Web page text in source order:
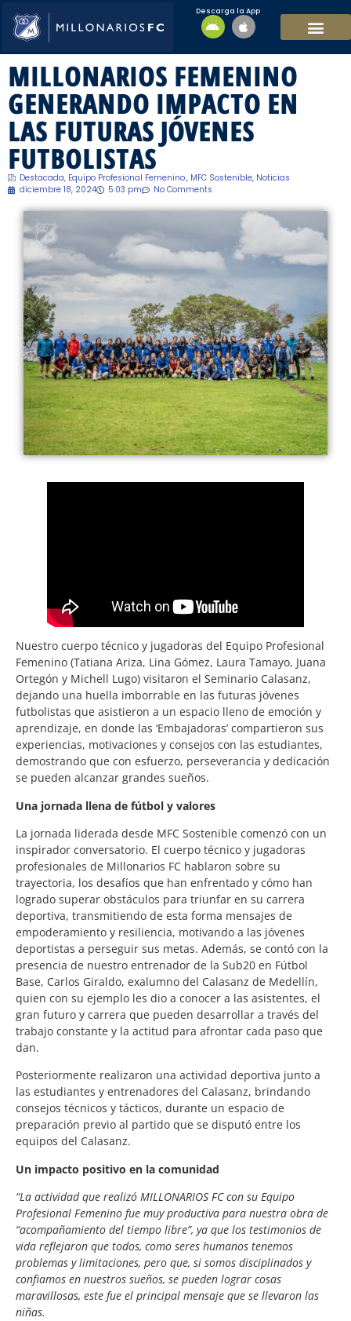
Descarga la App
MILLONARIOS FEMENINO
GENERANDO IMPACTO EN
LAS FUTURAS JÓVENES
FUTBOLISTAS
Destacada, Equipo Profesional Femenino., MFC Sostenible, Noticias
diciembre 18, 2024
5:03 pm No Comments
Nuestro cuerpo técnico y jugadoras del Equipo Profesional
Femenino (Tatiana Ariza, Lina Gómez, Laura Tamayo, Juana
Ortegón y Michell Lugo) visitaron el Seminario Calasanz,
dejando una huella imborrable en las futuras jóvenes
futbolistas que asistieron a un espacio lleno de emoción y
aprendizaje, en donde las ‘Embajadoras’ compartieron sus
experiencias, motivaciones y consejos con las estudiantes,
demostrando que con esfuerzo, perseverancia y dedicación
se pueden alcanzar grandes sueños.
Una jornada llena de fútbol y valores
La jornada liderada desde MFC Sostenible comenzó con un
inspirador conversatorio. El cuerpo técnico y jugadoras
profesionales de Millonarios FC hablaron sobre su
trayectoria, los desafíos que han enfrentado y cómo han
logrado superar obstáculos para triunfar en su carrera
deportiva, transmitiendo de esta forma mensajes de
empoderamiento y resiliencia, motivando a las jóvenes
deportistas a perseguir sus metas. Además, se contó con la
presencia de nuestro entrenador de la Sub20 en Fútbol
Base, Carlos Giraldo, exalumno del Calasanz de Medellín,
quien con su ejemplo les dio a conocer a las asistentes, el
gran futuro y carrera que pueden desarrollar a través del
trabajo constante y la actitud para afrontar cada paso que
dan.
Posteriormente realizaron una actividad deportiva junto a
las estudiantes y entrenadores del Calasanz, brindando
consejos técnicos y tácticos, durante un espacio de
preparación previo al partido que se disputó entre los
equipos del Calasanz.
Un impacto positivo en la comunidad
“La actividad que realizó MILLONARIOS FC con su Equipo
Profesional Femenino fue muy productiva para nuestra obra de
“acompañamiento del tiempo libre”, ya que los testimonios de
vida reflejaron que todos, como seres humanos tenemos
problemas y limitaciones, pero que, si somos disciplinados y
confiamos en nuestros sueños, se pueden lograr cosas
maravillosas, este fue el principal mensaje que se llevaron las
niñas.